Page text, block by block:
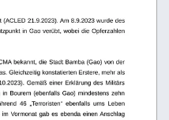
21.9.2023). Am 8.9.2023 wurde des
in Gao verübt, wobei die Opferzahlen
bekannt, die Stadt Bamba (Gao) von der
Gleichzeitig konstatierten Erstere, mehr als
Gemäß einer Erklärung des Militärs
Bourem (ebenfalls Gao) mindestens zehn
46   „Terroristen“   ebenfalls   ums   Leben
Vormonat gab es ebenda einen Anschlag